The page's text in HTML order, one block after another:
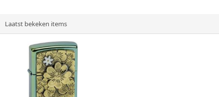
Laatst bekeken items